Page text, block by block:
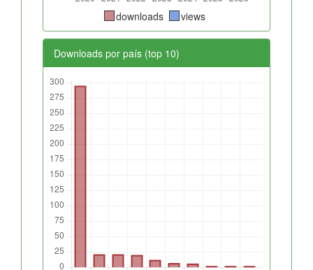
downloads views
Downloads por país (top 10)